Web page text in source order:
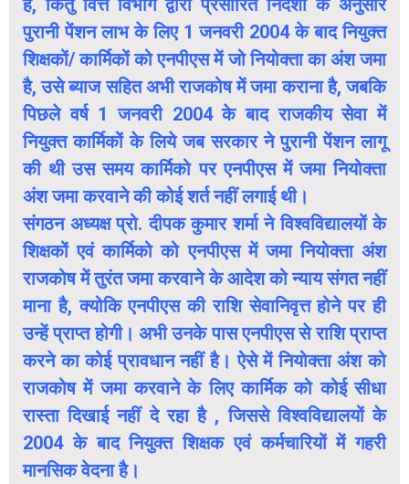
है, किंतु वित्त विभाग द्वारा प्रसारित निर्देशों के अनुसार
पुरानी पेंशन लाभ के लिए 1 जनवरी 2004 के बाद नियुक्त
शिक्षकों/ कार्मिकों को एनपीएस में जो नियोक्ता का अंश जमा
है, उसे ब्याज सहित अभी राजकोष में जमा कराना है, जबकि
पिछले वर्ष 1 जनवरी 2004 के बाद राजकीय सेवा में
नियुक्त कार्मिकों के लिये जब सरकार ने पुरानी पेंशन लागू
की थी उस समय कार्मिको पर एनपीएस में जमा नियोक्ता
अंश जमा करवाने की कोई शर्त नहीं लगाई थी।
संगठन अध्यक्ष प्रो. दीपक कुमार शर्मा ने विश्वविद्यालयों के
शिक्षकों एवं कार्मिको को एनपीएस में जमा नियोक्ता अंश
राजकोष में तुरंत जमा करवाने के आदेश को न्याय संगत नहीं
माना है, क्योकि एनपीएस की राशि सेवानिवृत्त होने पर ही
उन्हें प्राप्त होगी। अभी उनके पास एनपीएस से राशि प्राप्त
करने का कोई प्रावधान नहीं है। ऐसे में नियोक्ता अंश को
राजकोष में जमा करवाने के लिए कार्मिक को कोई सीधा
रास्ता दिखाई नहीं दे रहा है , जिससे विश्वविद्यालयों के
2004 के बाद नियुक्त शिक्षक एवं कर्मचारियों में गहरी
मानसिक वेदना है।